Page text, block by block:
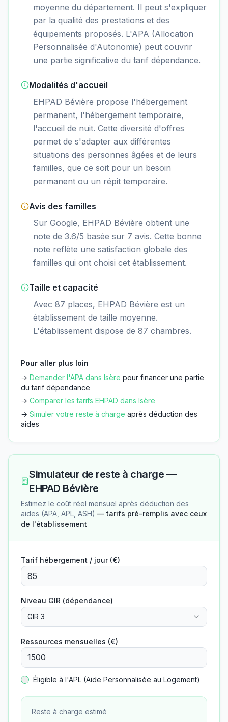
moyenne du département. Il peut s'expliquer
par la qualité des prestations et des
équipements proposés. L'APA (Allocation
Personnalisée d'Autonomie) peut couvrir
une partie significative du tarif dépendance.
Modalités d'accueil
EHPAD Bévière propose l'hébergement
permanent, l'hébergement temporaire,
l'accueil de nuit. Cette diversité d'offres
permet de s'adapter aux différentes
situations des personnes âgées et de leurs
familles, que ce soit pour un besoin
permanent ou un répit temporaire.
Avis des familles
Sur Google, EHPAD Bévière obtient une
note de 3.6/5 basée sur 7 avis. Cette bonne
note reflète une satisfaction globale des
familles qui ont choisi cet établissement.
Taille et capacité
Avec 87 places, EHPAD Bévière est un
établissement de taille moyenne.
L'établissement dispose de 87 chambres.
Pour aller plus loin
→ Demander l'APA dans Isère pour financer une partie
du tarif dépendance
→ Comparer les tarifs EHPAD dans Isère
→ Simuler votre reste à charge après déduction des
aides
Simulateur de reste à charge —
EHPAD Bévière
Estimez le coût réel mensuel après déduction des
aides (APA, APL, ASH) — tarifs pré-remplis avec ceux
de l'établissement
Tarif hébergement / jour (€)
Niveau GIR (dépendance)
GIR 3
Ressources mensuelles (€)
Éligible à l'APL (Aide Personnalisée au Logement)
Reste à charge estimé